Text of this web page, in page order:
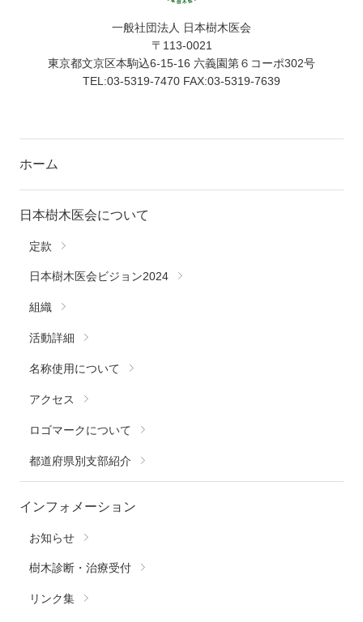
一般社団法人 日本樹木医会
〒113-0021
東京都文京区本駒込6-15-16 六義園第６コーポ302号
TEL:03-5319-7470 FAX:03-5319-7639
ホーム
日本樹木医会について
定款
日本樹木医会ビジョン2024
組織
活動詳細
名称使用について
アクセス
ロゴマークについて
都道府県別支部紹介
インフォメーション
お知らせ
樹木診断・治療受付
リンク集